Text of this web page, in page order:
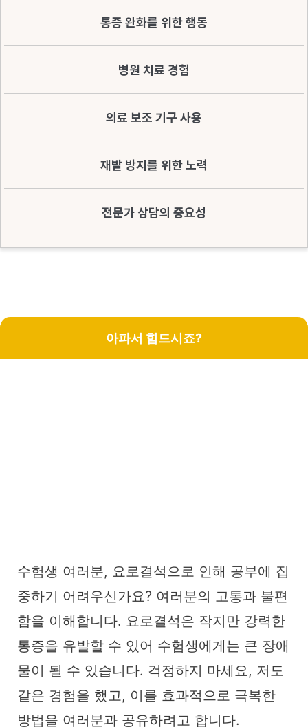
통증 완화를 위한 행동
병원 치료 경험
의료 보조 기구 사용
재발 방지를 위한 노력
전문가 상담의 중요성
아파서 힘드시죠?
수험생 여러분, 요로결석으로 인해 공부에 집
중하기 어려우신가요? 여러분의 고통과 불편
함을 이해합니다. 요로결석은 작지만 강력한
통증을 유발할 수 있어 수험생에게는 큰 장애
물이 될 수 있습니다. 걱정하지 마세요, 저도
같은 경험을 했고, 이를 효과적으로 극복한
방법을 여러분과 공유하려고 합니다.